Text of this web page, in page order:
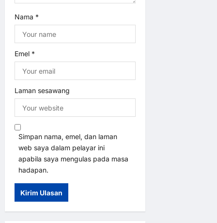
Nama *
Emel *
Laman sesawang
Simpan nama, emel, dan laman
web saya dalam pelayar ini
apabila saya mengulas pada masa
hadapan.